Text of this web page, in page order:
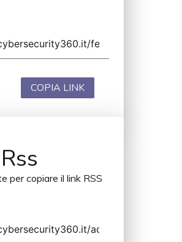
COPIA LINK
per copiare il link RSS